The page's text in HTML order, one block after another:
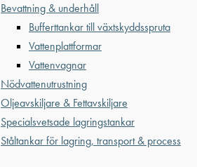
Bevattning & underhåll
Bufferttankar till växtskyddsspruta
Vattenplattformar
Vattenvagnar
Nödvattenutrustning
Oljeavskiljare & Fettavskiljare
Specialsvetsade lagringstankar
Ståltankar för lagring, transport & process